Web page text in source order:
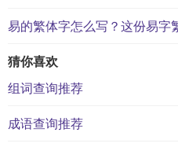
猜你喜欢
组词查询推荐
成语查询推荐